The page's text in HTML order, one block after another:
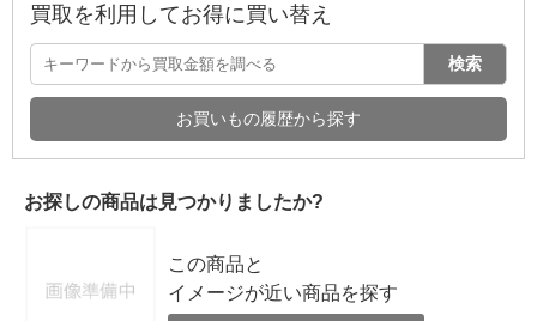
買取を利用してお得に買い替え
検索
お買いもの履歴から探す
お探しの商品は見つかりましたか?
この商品と
イメージが近い商品を探す